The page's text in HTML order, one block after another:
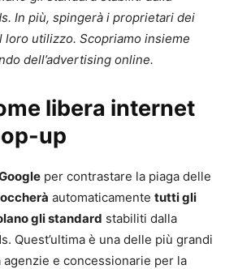
In più, spingerà i proprietari dei
loro utilizzo. Scopriamo insieme
dell’advertising online.
libera internet
up
per contrastare la piaga delle
automaticamente tutti gli
gli standard stabiliti dalla
Quest’ultima è una delle più grandi
e concessionarie per la